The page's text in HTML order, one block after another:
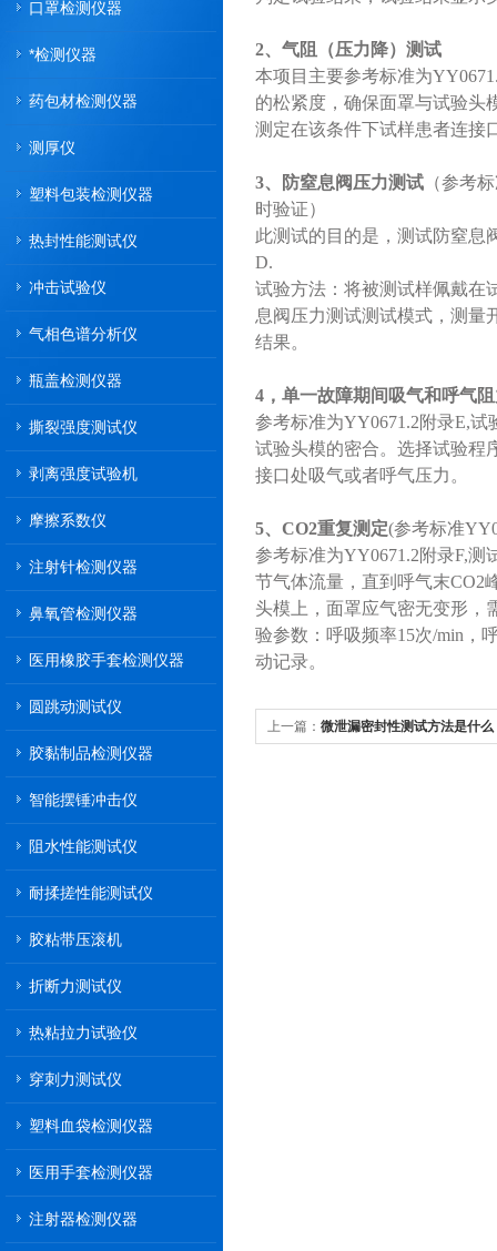
口罩检测仪器
*检测仪器
药包材检测仪器
测厚仪
塑料包装检测仪器
热封性能测试仪
冲击试验仪
气相色谱分析仪
瓶盖检测仪器
撕裂强度测试仪
剥离强度试验机
摩擦系数仪
注射针检测仪器
鼻氧管检测仪器
医用橡胶手套检测仪器
圆跳动测试仪
胶黏制品检测仪器
智能摆锤冲击仪
阻水性能测试仪
耐揉搓性能测试仪
胶粘带压滚机
折断力测试仪
热粘拉力试验仪
穿刺力测试仪
塑料血袋检测仪器
医用手套检测仪器
注射器检测仪器
2、气阻（压力降）测试
本项目主要参考标准为
的松紧度，确保面罩与试验头
测定在该条件下试样患者连接
3、防窒息阀压力测试 （参考
时验证）
此测试的目的是，测试防窒息
D.
试验方法：将被测试样佩戴在
息阀压力测试测试模式，测量
结果。
4，单一故障期间吸气和呼气
参考标准为YY0671.2附录E,
试验头模的密合。选择试验程
接口处吸气或者呼气压力。
5、CO2重复测定(参考标准
参考标准为YY0671.2附录F,测
节气体流量，直到呼气末CO2
头模上，面罩应气密无变形，
验参数：呼吸频率15次/min，
动记录。
上一篇： 微泄漏密封性测试方法是什么